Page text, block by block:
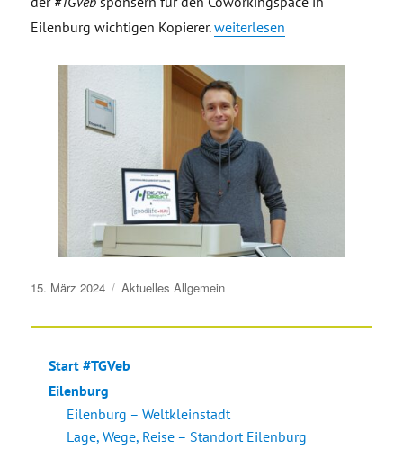
Eilenburg wichtigen Kopierer.„Digital Direkt GmbH und
weiterlesen
Veröffentlicht
15. März 2024 Aktuelles Allgemein
Start #TGVeb
Eilenburg
Eilenburg – Weltkleinstadt
Lage, Wege, Reise – Standort Eilenburg